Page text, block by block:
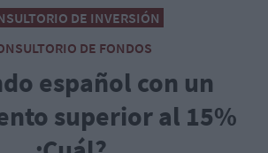
DE INVERSIÓN
DE FONDOS
español con un
superior al 15%